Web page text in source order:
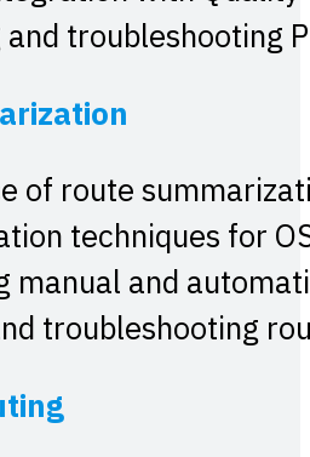
troubleshooting
of route
techniques for
manual and
troubleshooting